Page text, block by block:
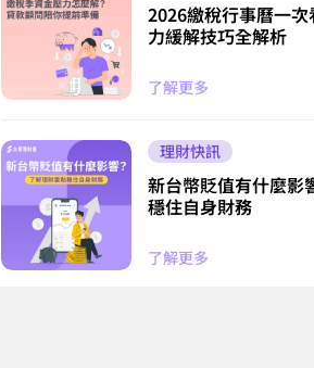
2026繳稅行事曆一
力緩解技巧全解析
了解更多
理財快訊
新台幣貶值有什麼影
穩住自身財務
了解更多